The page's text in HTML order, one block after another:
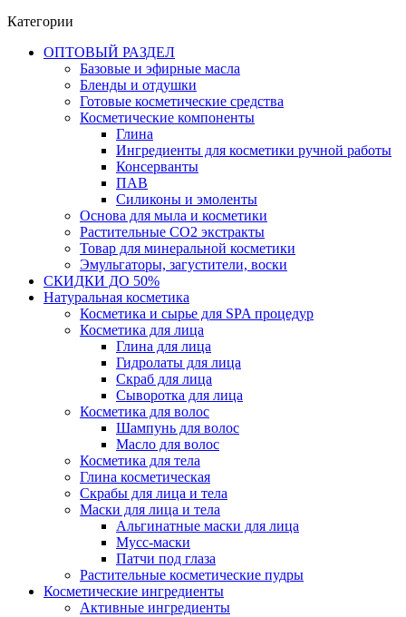
Категории
ОПТОВЫЙ РАЗДЕЛ
Базовые и эфирные масла
Бленды и отдушки
Готовые косметические средства
Косметические компоненты
Глина
Ингредиенты для косметики ручной работы
Консерванты
ПАВ
Силиконы и эмоленты
Основа для мыла и косметики
Растительные СО2 экстракты
Товар для минеральной косметики
Эмульгаторы, загустители, воски
СКИДКИ ДО 50%
Натуральная косметика
Косметика и сырье для SPA процедур
Косметика для лица
Глина для лица
Гидролаты для лица
Скраб для лица
Сыворотка для лица
Косметика для волос
Шампунь для волос
Масло для волос
Косметика для тела
Глина косметическая
Скрабы для лица и тела
Маски для лица и тела
Альгинатные маски для лица
Мусс-маски
Патчи под глаза
Растительные косметические пудры
Косметические ингредиенты
Активные ингредиенты